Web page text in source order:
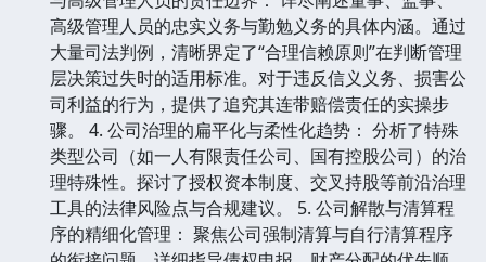
高级管理人员的忠实义务与勤勉义务的具体内涵。通过
大量司法判例，清晰界定了“合理信赖原则”在判断管理
层决策过失时的适用标准。对于违反信义义务、损害公
司利益的行为，提供了追究其连带赔偿责任的实操步
骤。 4. 公司治理的扁平化与柔性化趋势： 分析了特殊
类型公司（如一人有限责任公司、国有控股公司）的治
理特殊性。探讨了授权资本制度、交叉持股等前沿治理
工具的法律风险点与合规建议。 5. 公司解散与清算程
序的精细化管理： 聚焦公司强制清算与自行清算程序